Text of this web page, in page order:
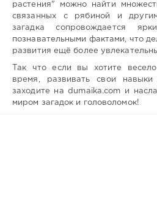
растения" можно найти
связанных с рябиной и
загадка сопровождается
познавательными фактами, что
развития ещё более
Так что если вы хотите
время, развивать свои навыки
заходите на dumaika.com и
миром загадок и головоломок!